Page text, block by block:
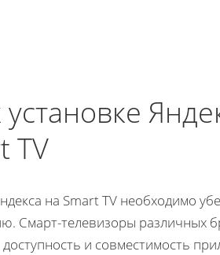
установке
TV
на Smart TV необходимо
Смарт-телевизоры различных
и совместимость